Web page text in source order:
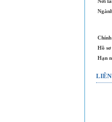
Hồ
Hạn
LIÊN